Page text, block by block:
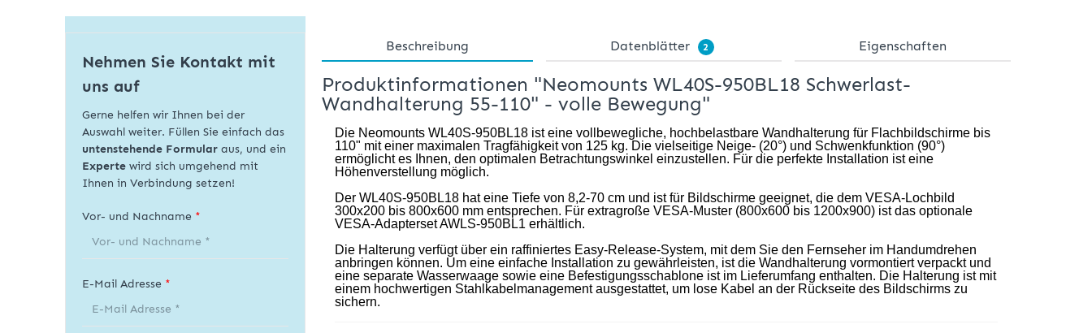
Nehmen Sie Kontakt mit
uns auf
Gerne helfen wir Ihnen bei der
Auswahl weiter. Füllen Sie einfach das
untenstehende Formular aus, und ein
Experte wird sich umgehend mit
Ihnen in Verbindung setzen!
Vor- und Nachname *
E-Mail Adresse *
Beschreibung Datenblätter 2 Eigenschaften
Produktinformationen "Neomounts WL40S-950BL18 Schwerlast-
Wandhalterung 55-110" - volle Bewegung"
Die Neomounts WL40S-950BL18 ist eine vollbewegliche, hochbelastbare Wandhalterung für Flachbildschirme bis
110" mit einer maximalen Tragfähigkeit von 125 kg. Die vielseitige Neige- (20°) und Schwenkfunktion (90°)
ermöglicht es Ihnen, den optimalen Betrachtungswinkel einzustellen. Für die perfekte Installation ist eine
Höhenverstellung möglich.
Der WL40S-950BL18 hat eine Tiefe von 8,2-70 cm und ist für Bildschirme geeignet, die dem VESA-Lochbild
300x200 bis 800x600 mm entsprechen. Für extragroße VESA-Muster (800x600 bis 1200x900) ist das optionale
VESA-Adapterset AWLS-950BL1 erhältlich.
Die Halterung verfügt über ein raffiniertes Easy-Release-System, mit dem Sie den Fernseher im Handumdrehen
anbringen können. Um eine einfache Installation zu gewährleisten, ist die Wandhalterung vormontiert verpackt und
eine separate Wasserwaage sowie eine Befestigungsschablone ist im Lieferumfang enthalten. Die Halterung ist mit
einem hochwertigen Stahlkabelmanagement ausgestattet, um lose Kabel an der Rückseite des Bildschirms zu
sichern.